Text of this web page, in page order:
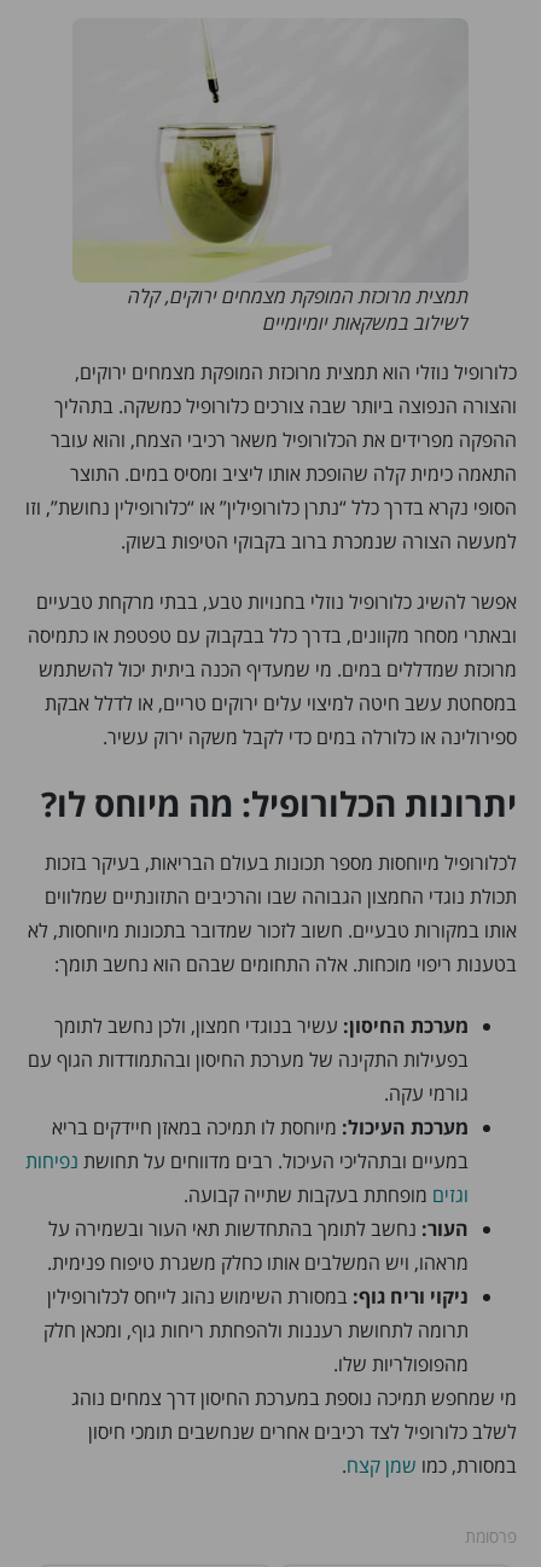
תמצית מרוכזת המופקת מצמחים ירוקים, קלה
לשילוב במשקאות יומיומיים
כלורופיל נוזלי הוא תמצית מרוכזת המופקת מצמחים ירוקים,
והצורה הנפוצה ביותר שבה צורכים כלורופיל כמשקה. בתהליך
ההפקה מפרידים את הכלורופיל משאר רכיבי הצמח, והוא עובר
התאמה כימית קלה שהופכת אותו ליציב ומסיס במים. התוצר
הסופי נקרא בדרך כלל “נתרן כלורופילין” או “כלורופילין נחושת”, וזו
למעשה הצורה שנמכרת ברוב בקבוקי הטיפות בשוק.
אפשר להשיג כלורופיל נוזלי בחנויות טבע, בבתי מרקחת טבעיים
ובאתרי מסחר מקוונים, בדרך כלל בבקבוק עם טפטפת או כתמיסה
מרוכזת שמדללים במים. מי שמעדיף הכנה ביתית יכול להשתמש
במסחטת עשב חיטה למיצוי עלים ירוקים טריים, או לדלל אבקת
ספירולינה או כלורלה במים כדי לקבל משקה ירוק עשיר.
יתרונות הכלורופיל: מה מיוחס לו?
לכלורופיל מיוחסות מספר תכונות בעולם הבריאות, בעיקר בזכות
תכולת נוגדי החמצון הגבוהה שבו והרכיבים התזונתיים שמלווים
אותו במקורות טבעיים. חשוב לזכור שמדובר בתכונות מיוחסות, לא
בטענות ריפוי מוכחות. אלה התחומים שבהם הוא נחשב תומך:
מערכת החיסון: עשיר בנוגדי חמצון, ולכן נחשב לתומך
בפעילות התקינה של מערכת החיסון ובהתמודדות הגוף עם
גורמי עקה.
מערכת העיכול: מיוחסת לו תמיכה במאזן חיידקים בריא
במעיים ובתהליכי העיכול. רבים מדווחים על תחושת נפיחות
וגזים מופחתת בעקבות שתייה קבועה.
העור: נחשב לתומך בהתחדשות תאי העור ובשמירה על
מראהו, ויש המשלבים אותו כחלק משגרת טיפוח פנימית.
ניקוי וריח גוף: במסורת השימוש נהוג לייחס לכלורופילין
תרומה לתחושת רעננות ולהפחתת ריחות גוף, ומכאן חלק
מהפופולריות שלו.
מי שמחפש תמיכה נוספת במערכת החיסון דרך צמחים נוהג
לשלב כלורופיל לצד רכיבים אחרים שנחשבים תומכי חיסון
במסורת, כמו שמן קצח.
פרסומת